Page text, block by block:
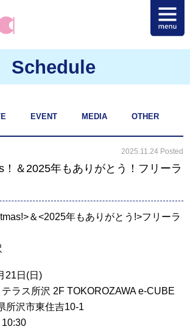
Schedule
EVENT MEDIA OTHER
2025.11.24 Posted
！＆2025年もありがとう！フリーラ
＆<2025年もありがとう!>フリーラ
21日(日)
ラス所沢 2F TOKOROZAWA e-CUBE
所沢市東住吉10-1